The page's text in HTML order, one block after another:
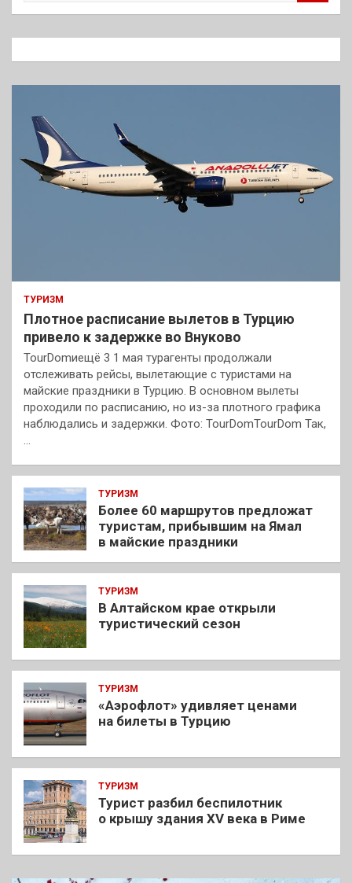
к
ТУРИЗМ
Плотное расписание вылетов в Турцию
привело к задержке во Внуково
TourDomиещё 3 1 мая турагенты продолжали
отслеживать рейсы, вылетающие с туристами на
майские праздники в Турцию. В основном вылеты
проходили по расписанию, но из-за плотного графика
наблюдались и задержки. Фото: TourDomTourDom Так,
…
ТУРИЗМ
Более 60 маршрутов предложат
туристам, прибывшим на Ямал
в майские праздники
ТУРИЗМ
В Алтайском крае открыли
туристический сезон
ТУРИЗМ
«Аэрофлот» удивляет ценами
на билеты в Турцию
ТУРИЗМ
Турист разбил беспилотник
о крышу здания XV века в Риме